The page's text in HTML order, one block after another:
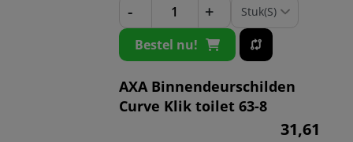
- +
Bestel nu!
AXA Binnendeurschilden
Curve Klik toilet 63-8
31,61